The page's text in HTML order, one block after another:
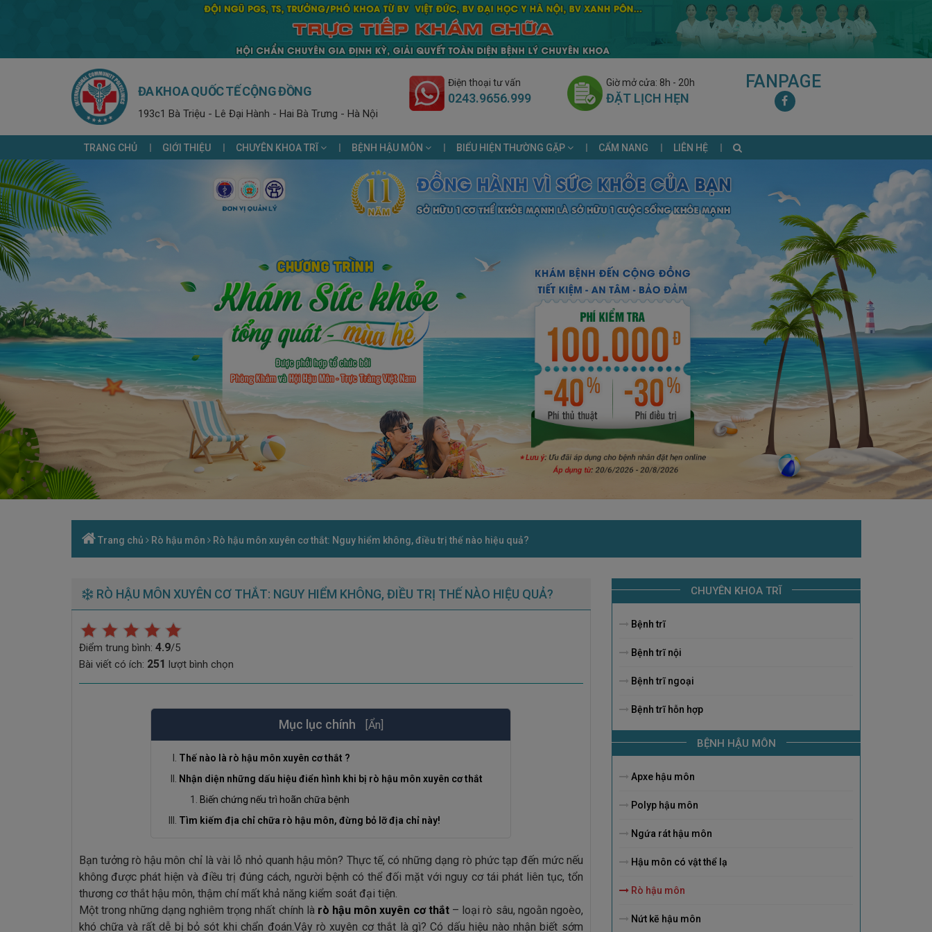
ĐA KHOA QUỐC TẾ CỘNG ĐỒNG
193c1 Bà Triệu - Lê Đại Hành - Hai Bà Trưng - Hà Nội
Điện thoại tư vấn
0243.9656.999
Giờ mở cửa: 8h - 20h
ĐẶT LỊCH HẸN
FANPAGE
TRANG CHỦ GIỚI THIỆU CHUYÊN KHOA TRĨ BỆNH HẬU MÔN BIỂU HIỆN THƯỜNG GẶP CẨM NANG LIÊN HỆ
Trang chủ Rò hậu môn Rò hậu môn xuyên cơ thắt: Nguy hiểm không, điều trị thế nào hiệu quả?
RÒ HẬU MÔN XUYÊN CƠ THẮT: NGUY HIỂM KHÔNG, ĐIỀU TRỊ THẾ NÀO HIỆU QUẢ?
Điểm trung bình: 4.9/5
Bài viết có ích: 251 lượt bình chọn
Mục lục chính [Ẩn]
Thế nào là rò hậu môn xuyên cơ thắt ?
Nhận diện những dấu hiệu điển hình khi bị rò hậu môn xuyên cơ thắt
Biến chứng nếu trì hoãn chữa bệnh
Tìm kiếm địa chỉ chữa rò hậu môn, đừng bỏ lỡ địa chỉ này!
Bạn tưởng rò hậu môn chỉ là vài lỗ nhỏ quanh hậu môn? Thực tế, có những dạng rò phức tạp đến mức nếu
không được phát hiện và điều trị đúng cách, người bệnh có thể đối mặt với nguy cơ tái phát liên tục, tổn
thương cơ thắt hậu môn, thậm chí mất khả năng kiểm soát đại tiện.
Một trong những dạng nghiêm trọng nhất chính là rò hậu môn xuyên cơ thắt – loại rò sâu, ngoằn ngoèo,
khó chữa và rất dễ bị bỏ sót khi chẩn đoán.Vậy rò xuyên cơ thắt là gì? Có dấu hiệu nào nhận biết sớm
CHUYÊN KHOA TRĨ
Bệnh trĩ
Bệnh trĩ nội
Bệnh trĩ ngoại
Bệnh trĩ hỗn hợp
BỆNH HẬU MÔN
Apxe hậu môn
Polyp hậu môn
Ngứa rát hậu môn
Hậu môn có vật thể lạ
Rò hậu môn
Nứt kẽ hậu môn